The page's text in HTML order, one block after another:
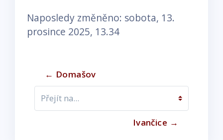
Naposledy změněno: sobota, 13.
prosince 2025, 13.34
← Domašov
Přejít na...
Ivančice →